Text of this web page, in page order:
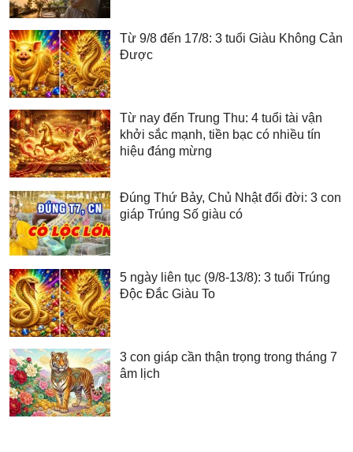
Từ 9/8 đến 17/8: 3 tuổi Giàu Không Cản
Được
Từ nay đến Trung Thu: 4 tuổi tài vận
khởi sắc mạnh, tiền bạc có nhiều tín
hiệu đáng mừng
Đúng Thứ Bảy, Chủ Nhật đổi đời: 3 con
giáp Trúng Số giàu có
5 ngày liên tục (9/8-13/8): 3 tuổi Trúng
Độc Đắc Giàu To
3 con giáp cần thận trọng trong tháng 7
âm lịch